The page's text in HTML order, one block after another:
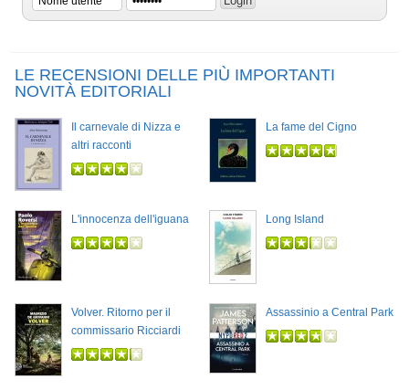
LE RECENSIONI DELLE PIÙ IMPORTANTI
NOVITÀ EDITORIALI
Il carnevale di Nizza e
altri racconti
La fame del Cigno
L'innocenza dell'iguana Long Island
Volver. Ritorno per il
commissario Ricciardi
Assassinio a Central Park